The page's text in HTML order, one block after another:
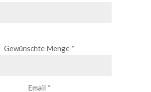
Gewünschte Menge *
Email *